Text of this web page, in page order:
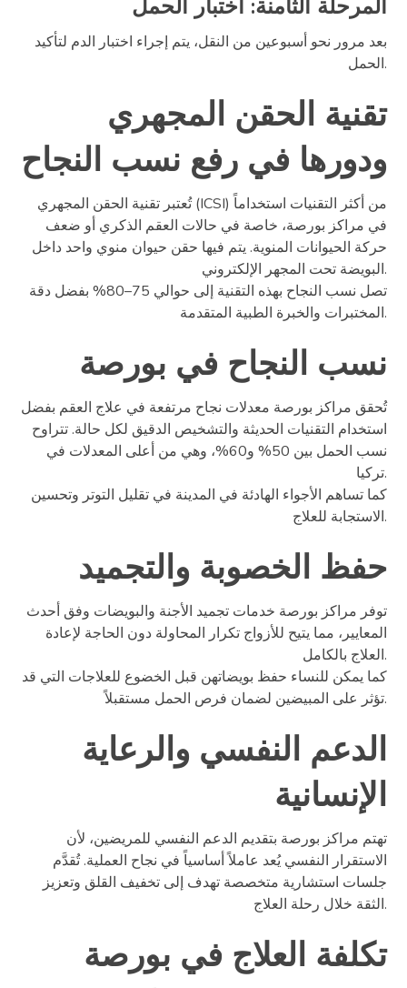
المرحلة الثامنة: اختبار الحمل
بعد مرور نحو أسبوعين من النقل، يتم إجراء اختبار الدم لتأكيد
الحمل.
تقنية الحقن المجهري
ودورها في رفع نسب النجاح
تُعتبر تقنية الحقن المجهري (ICSI) من أكثر التقنيات استخداماً
في مراكز بورصة، خاصة في حالات العقم الذكري أو ضعف
حركة الحيوانات المنوية. يتم فيها حقن حيوان منوي واحد داخل
البويضة تحت المجهر الإلكتروني.
تصل نسب النجاح بهذه التقنية إلى حوالي 75–80% بفضل دقة
المختبرات والخبرة الطبية المتقدمة.
نسب النجاح في بورصة
تُحقق مراكز بورصة معدلات نجاح مرتفعة في علاج العقم بفضل
استخدام التقنيات الحديثة والتشخيص الدقيق لكل حالة. تتراوح
نسب الحمل بين 50% و60%، وهي من أعلى المعدلات في
تركيا.
كما تساهم الأجواء الهادئة في المدينة في تقليل التوتر وتحسين
الاستجابة للعلاج.
حفظ الخصوبة والتجميد
توفر مراكز بورصة خدمات تجميد الأجنة والبويضات وفق أحدث
المعايير، مما يتيح للأزواج تكرار المحاولة دون الحاجة لإعادة
العلاج بالكامل.
كما يمكن للنساء حفظ بويضاتهن قبل الخضوع للعلاجات التي قد
تؤثر على المبيضين لضمان فرص الحمل مستقبلاً.
الدعم النفسي والرعاية
الإنسانية
تهتم مراكز بورصة بتقديم الدعم النفسي للمريضين، لأن
الاستقرار النفسي يُعد عاملاً أساسياً في نجاح العملية. تُقدَّم
جلسات استشارية متخصصة تهدف إلى تخفيف القلق وتعزيز
الثقة خلال رحلة العلاج.
تكلفة العلاج في بورصة